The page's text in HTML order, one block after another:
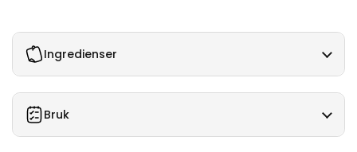
Ingredienser
Bruk